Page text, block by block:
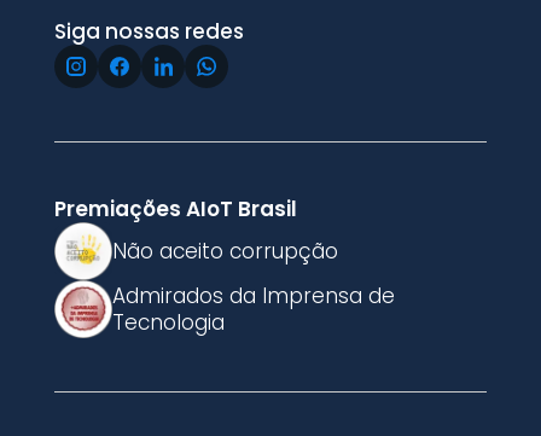
Siga nossas redes
Premiações AIoT Brasil
Não aceito corrupção
Admirados da Imprensa de
Tecnologia